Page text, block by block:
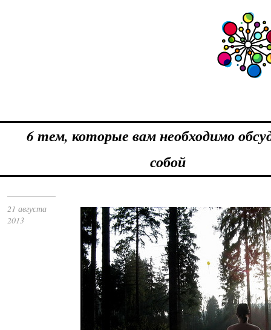
6 тем, которые вам необходимо
собой
21 августа
2013